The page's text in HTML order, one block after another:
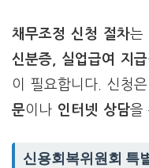
채무조정 신청 절차는
신분증, 실업급여 지
이 필요합니다. 신청
문이나 인터넷 상담을
신용회복위원회 특